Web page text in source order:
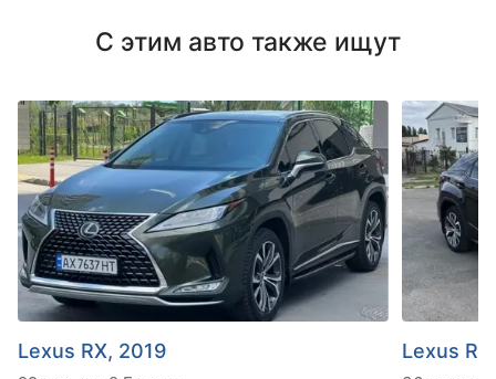
С этим авто также ищут
Lexus RX, 2019 Lexus